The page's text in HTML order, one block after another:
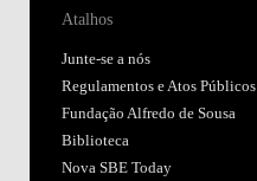
Atalhos
Junte-se a nós
Regulamentos e Atos Públicos
Fundação Alfredo de Sousa
Biblioteca
Nova SBE Today